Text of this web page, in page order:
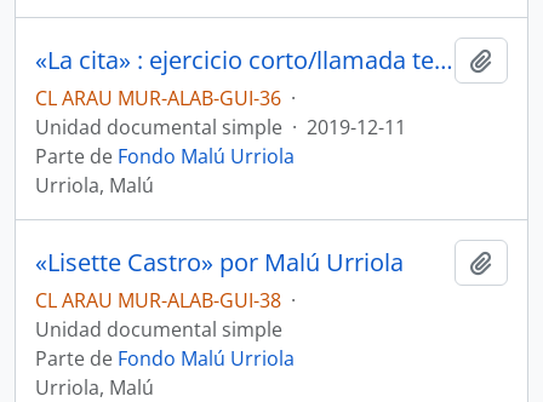
«La cita» : ejercicio corto/llamada telefónica por Malú Urriola
CL ARAU MUR-ALAB-GUI-36 ·
Unidad documental simple · 2019-12-11
Parte de Fondo Malú Urriola
Urriola, Malú
«Lisette Castro» por Malú Urriola
CL ARAU MUR-ALAB-GUI-38 ·
Unidad documental simple
Parte de Fondo Malú Urriola
Urriola, Malú